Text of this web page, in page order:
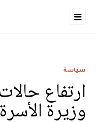
سياسة
ارتفاع
وزيرة